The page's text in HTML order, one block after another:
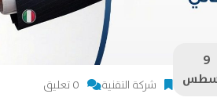
9
شركة التقنية 0 تعليق